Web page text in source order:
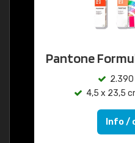
Pantone
2.390
4,5 x 23,5
Info /